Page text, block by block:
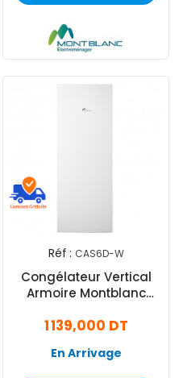
Réf : CAS6D-W
Congélateur Vertical
Armoire Montblanc
LessFrost Blanc
1 139,000 DT
En Arrivage